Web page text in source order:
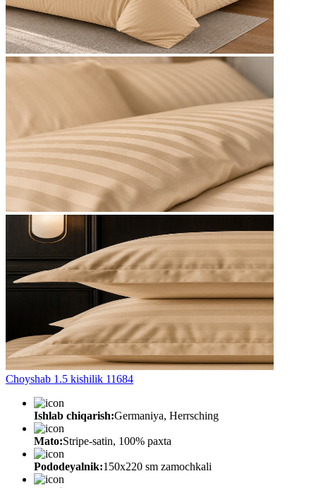
Choyshab 1.5 kishilik 11684
Ishlab chiqarish:Germaniya, Herrsching
Mato:Stripe-satin, 100% paxta
Pododeyalnik:150х220 sm zamochkali